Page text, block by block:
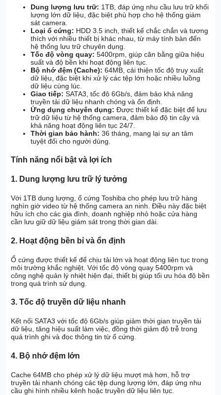
Dung lượng lưu trữ: 1TB, đáp ứng nhu cầu lưu trữ khối
lượng lớn dữ liệu, đặc biệt phù hợp cho hệ thống giám
sát camera.
Loại ổ cứng: HDD 3.5 inch, thiết kế chắc chắn và tương
thích với nhiều thiết bị khác nhau, từ máy tính bàn đến
hệ thống lưu trữ chuyên dụng.
Tốc độ vòng quay: 5400rpm, giúp cân bằng giữa hiệu
suất và độ bền khi hoạt động liên tục.
Bộ nhớ đệm (Cache): 64MB, cải thiện tốc độ truy xuất
dữ liệu, đặc biệt khi xử lý các tệp lớn hoặc nhiều luồng
dữ liệu cùng lúc.
Giao tiếp: SATA3, tốc độ 6Gb/s, đảm bảo khả năng
truyền tải dữ liệu nhanh chóng và ổn định.
Ứng dụng chuyên dụng: Được thiết kế đặc biệt để lưu
trữ dữ liệu từ hệ thống camera, đảm bảo độ tin cậy và
khả năng hoạt động liên tục 24/7.
Thời gian bảo hành: 36 tháng, mang lại sự an tâm
tuyệt đối cho người dùng.
Tính năng nổi bật và lợi ích
1. Dung lượng lưu trữ lý tưởng
Với 1TB dung lượng, ổ cứng Toshiba cho phép lưu trữ hàng
nghìn giờ video từ hệ thống camera an ninh. Điều này đặc biệt
hữu ích cho các gia đình, doanh nghiệp nhỏ hoặc cửa hàng
cần lưu giữ dữ liệu giám sát trong thời gian dài.
2. Hoạt động bền bỉ và ổn định
Ổ cứng được thiết kế để chịu tải lớn và hoạt động liên tục trong
môi trường khắc nghiệt. Với tốc độ vòng quay 5400rpm và
công nghệ quản lý nhiệt hiện đại, thiết bị giúp tối ưu hóa độ bền
trong quá trình sử dụng.
3. Tốc độ truyền dữ liệu nhanh
Kết nối SATA3 với tốc độ 6Gb/s giúp giảm thời gian truyền tải
dữ liệu, tăng hiệu suất làm việc, đồng thời giảm độ trễ trong
quá trình ghi và đọc thông tin từ ổ cứng.
4. Bộ nhớ đệm lớn
Cache 64MB cho phép xử lý dữ liệu mượt mà hơn, hỗ trợ
truyền tải nhanh chóng các tệp dung lượng lớn, đáp ứng nhu
cầu ghi hình nhiều kênh hoặc truyền dữ liệu liên tục.